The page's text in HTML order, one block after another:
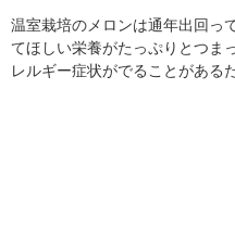
温室栽培のメロンは通年出回っ
てほしい栄養がたっぷりとつま
レルギー症状がでることがある